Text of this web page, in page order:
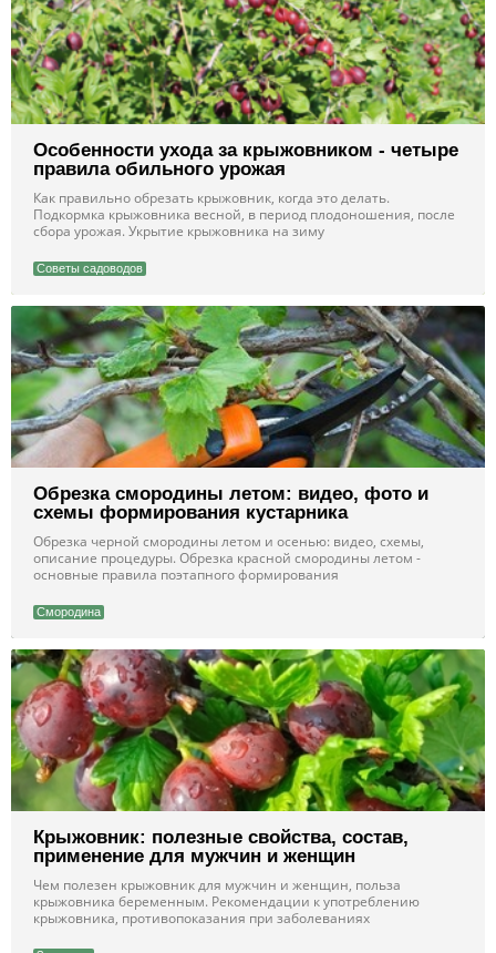
Особенности ухода за крыжовником - четыре
правила обильного урожая
Как правильно обрезать крыжовник, когда это делать.
Подкормка крыжовника весной, в период плодоношения, после
сбора урожая. Укрытие крыжовника на зиму
Советы садоводов
Обрезка смородины летом: видео, фото и
схемы формирования кустарника
Обрезка черной смородины летом и осенью: видео, схемы,
описание процедуры. Обрезка красной смородины летом -
основные правила поэтапного формирования
Смородина
Крыжовник: полезные свойства, состав,
применение для мужчин и женщин
Чем полезен крыжовник для мужчин и женщин, польза
крыжовника беременным. Рекомендации к употреблению
крыжовника, противопоказания при заболеваниях